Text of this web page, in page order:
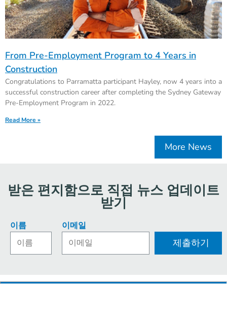
From Pre-Employment Program to 4 Years in
Construction
Congratulations to Parramatta participant Hayley, now 4 years into a
successful construction career after completing the Sydney Gateway
Pre-Employment Program in 2022.
Read More »
More News
받은 편지함으로 직접 뉴스 업데이트
받기
이름 이메일